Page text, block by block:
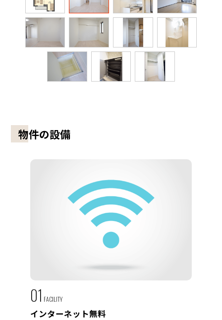
物件の設備
01 FACILITY
インターネット無料